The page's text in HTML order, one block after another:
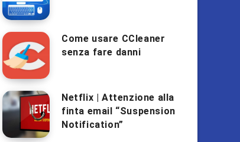
Come usare CCleaner
senza fare danni
Netflix | Attenzione alla
finta email “Suspension
Notification”